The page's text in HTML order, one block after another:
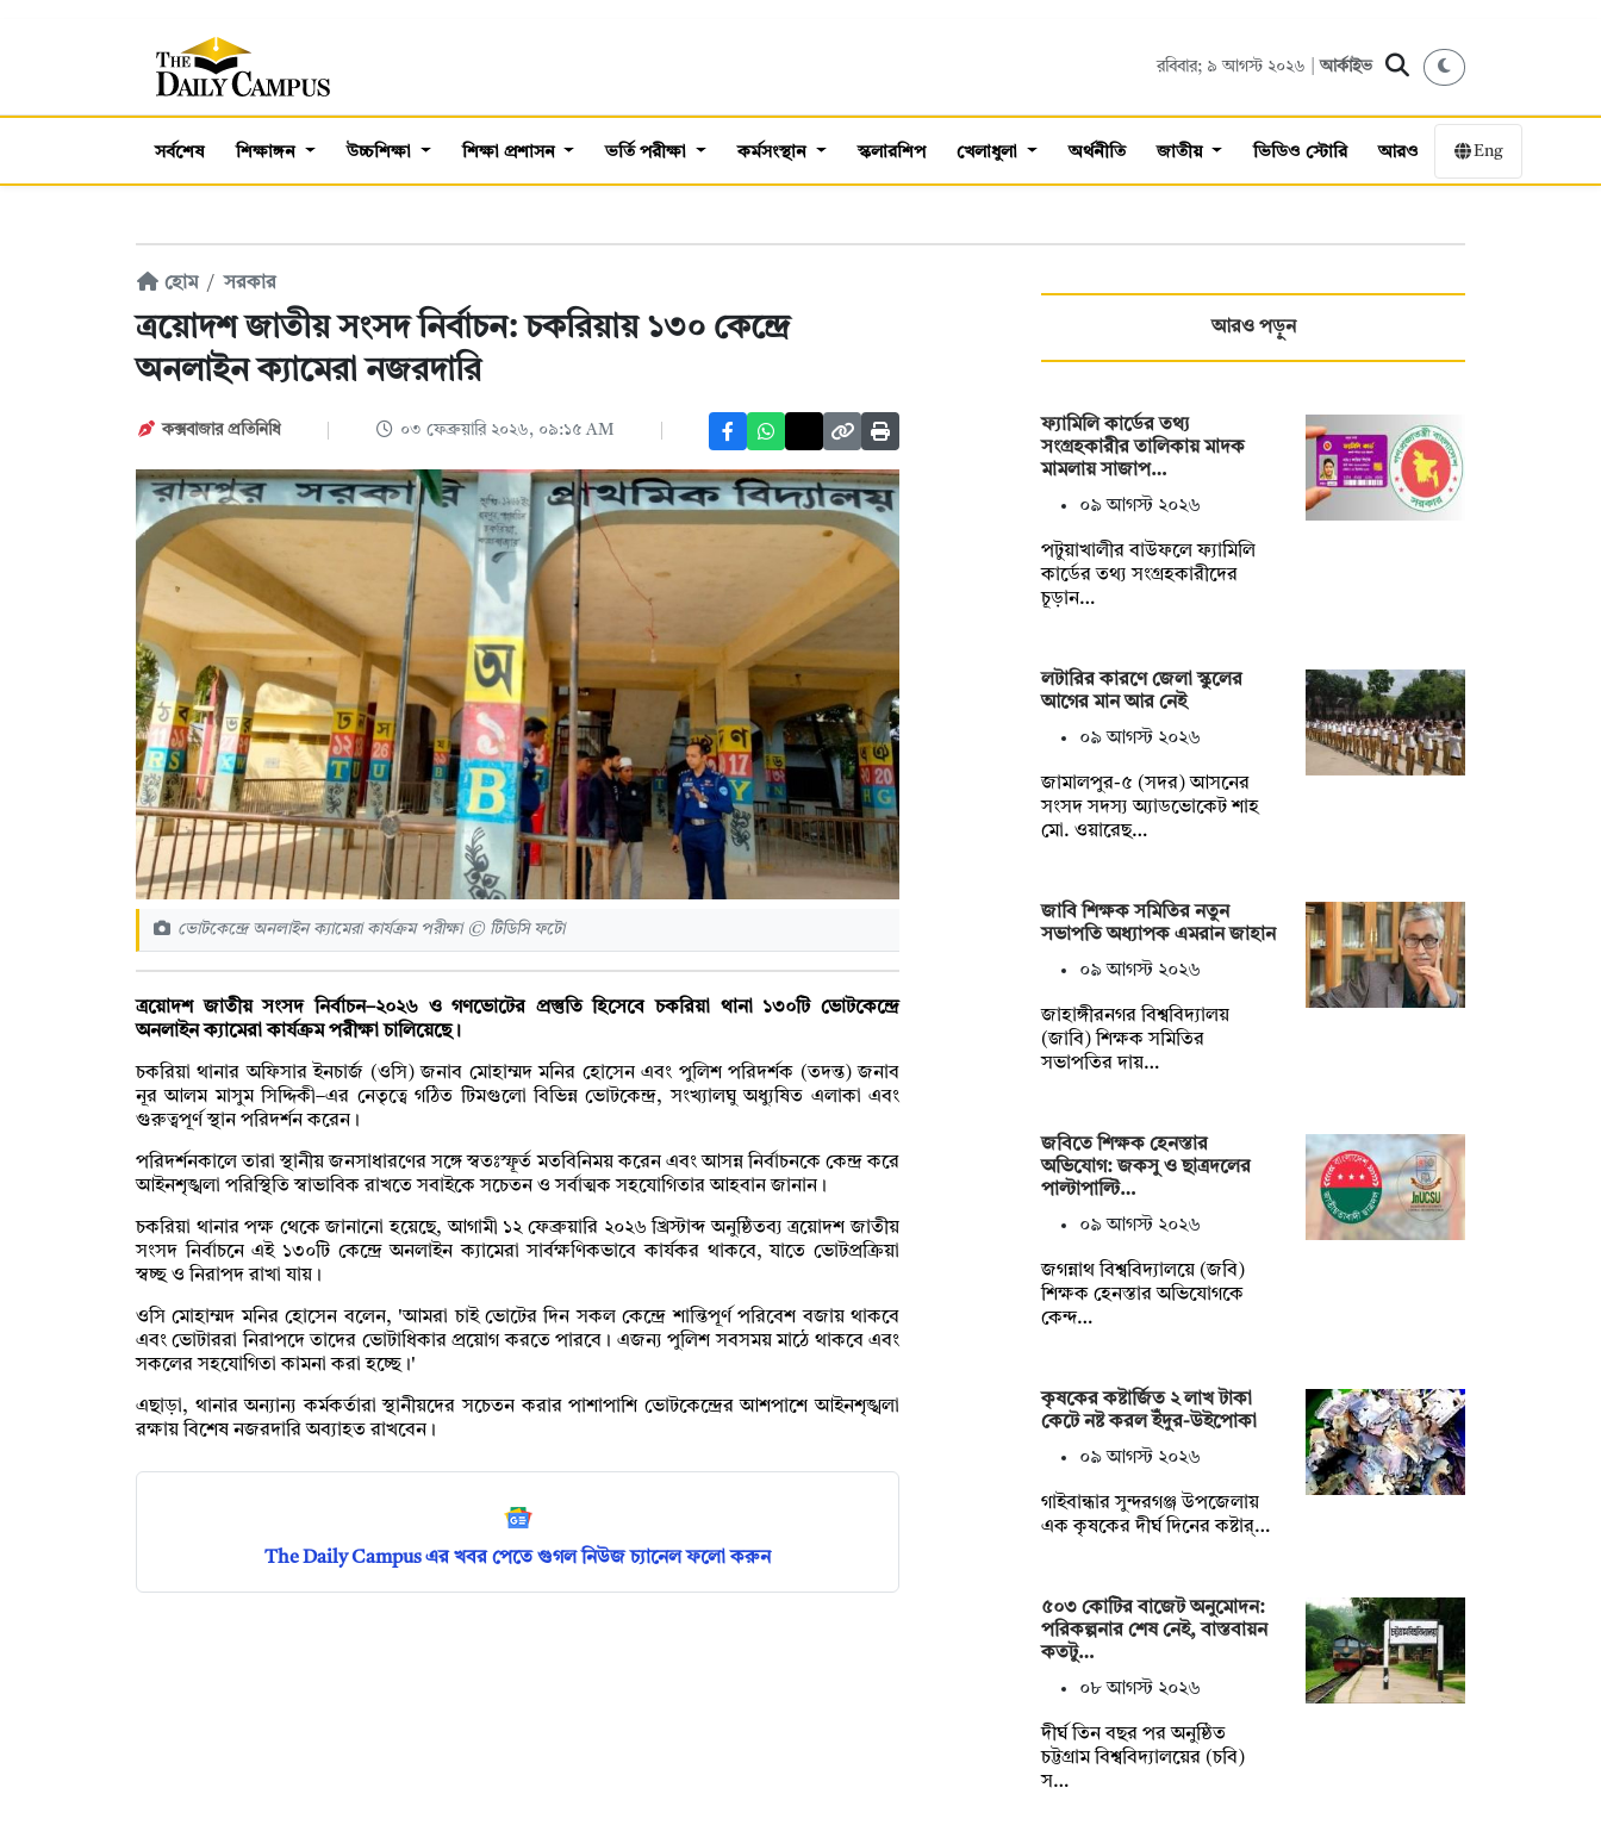
রবিবার; ৯ আগস্ট ২০২৬ |আর্কাইভ
সর্বশেষ শিক্ষাঙ্গন উচ্চশিক্ষা শিক্ষা প্রশাসন ভর্তি পরীক্ষা কর্মসংস্থান স্কলারশিপ খেলাধুলা অর্থনীতি জাতীয় ভিডিও স্টোরি আরও Eng
হোম সরকার
ত্রয়োদশ জাতীয় সংসদ নির্বাচন: চকরিয়ায় ১৩০ কেন্দ্রে
অনলাইন ক্যামেরা নজরদারি
কক্সবাজার প্রতিনিধি ০৩ ফেব্রুয়ারি ২০২৬, ০৯:১৫ AM
ভোটকেন্দ্রে অনলাইন ক্যামেরা কার্যক্রম পরীক্ষা © টিডিসি ফটো
ত্রয়োদশ জাতীয় সংসদ নির্বাচন–২০২৬ ও গণভোটের প্রস্তুতি হিসেবে চকরিয়া থানা ১৩০টি ভোটকেন্দ্রে
অনলাইন ক্যামেরা কার্যক্রম পরীক্ষা চালিয়েছে।
চকরিয়া থানার অফিসার ইনচার্জ (ওসি) জনাব মোহাম্মদ মনির হোসেন এবং পুলিশ পরিদর্শক (তদন্ত) জনাব
নূর আলম মাসুম সিদ্দিকী–এর নেতৃত্বে গঠিত টিমগুলো বিভিন্ন ভোটকেন্দ্র, সংখ্যালঘু অধ্যুষিত এলাকা এবং
গুরুত্বপূর্ণ স্থান পরিদর্শন করেন।
পরিদর্শনকালে তারা স্থানীয় জনসাধারণের সঙ্গে স্বতঃস্ফূর্ত মতবিনিময় করেন এবং আসন্ন নির্বাচনকে কেন্দ্র করে
আইনশৃঙ্খলা পরিস্থিতি স্বাভাবিক রাখতে সবাইকে সচেতন ও সর্বাত্মক সহযোগিতার আহবান জানান।
চকরিয়া থানার পক্ষ থেকে জানানো হয়েছে, আগামী ১২ ফেব্রুয়ারি ২০২৬ খ্রিস্টাব্দ অনুষ্ঠিতব্য ত্রয়োদশ জাতীয়
সংসদ নির্বাচনে এই ১৩০টি কেন্দ্রে অনলাইন ক্যামেরা সার্বক্ষণিকভাবে কার্যকর থাকবে, যাতে ভোটপ্রক্রিয়া
স্বচ্ছ ও নিরাপদ রাখা যায়।
ওসি মোহাম্মদ মনির হোসেন বলেন, 'আমরা চাই ভোটের দিন সকল কেন্দ্রে শান্তিপূর্ণ পরিবেশ বজায় থাকবে
এবং ভোটাররা নিরাপদে তাদের ভোটাধিকার প্রয়োগ করতে পারবে। এজন্য পুলিশ সবসময় মাঠে থাকবে এবং
সকলের সহযোগিতা কামনা করা হচ্ছে।'
এছাড়া, থানার অন্যান্য কর্মকর্তারা স্থানীয়দের সচেতন করার পাশাপাশি ভোটকেন্দ্রের আশপাশে আইনশৃঙ্খলা
রক্ষায় বিশেষ নজরদারি অব্যাহত রাখবেন।
The Daily Campus এর খবর পেতে গুগল নিউজ চ্যানেল ফলো করুন
আরও পড়ুন
ফ্যামিলি কার্ডের তথ্য
সংগ্রহকারীর তালিকায় মাদক
মামলায় সাজাপ…
০৯ আগস্ট ২০২৬
পটুয়াখালীর বাউফলে ফ্যামিলি
কার্ডের তথ্য সংগ্রহকারীদের
চূড়ান…
লটারির কারণে জেলা স্কুলের
আগের মান আর নেই
০৯ আগস্ট ২০২৬
জামালপুর-৫ (সদর) আসনের
সংসদ সদস্য অ্যাডভোকেট শাহ
মো. ওয়ারেছ…
জাবি শিক্ষক সমিতির নতুন
সভাপতি অধ্যাপক এমরান জাহান
০৯ আগস্ট ২০২৬
জাহাঙ্গীরনগর বিশ্ববিদ্যালয়
(জাবি) শিক্ষক সমিতির
সভাপতির দায়…
জবিতে শিক্ষক হেনস্তার
অভিযোগ: জকসু ও ছাত্রদলের
পাল্টাপাল্টি…
০৯ আগস্ট ২০২৬
জগন্নাথ বিশ্ববিদ্যালয়ে (জবি)
শিক্ষক হেনস্তার অভিযোগকে
কেন্দ…
কৃষকের কষ্টার্জিত ২ লাখ টাকা
কেটে নষ্ট করল ইঁদুর-উইপোকা
০৯ আগস্ট ২০২৬
গাইবান্ধার সুন্দরগঞ্জ উপজেলায়
এক কৃষকের দীর্ঘ দিনের কষ্টার্…
৫০৩ কোটির বাজেট অনুমোদন:
পরিকল্পনার শেষ নেই, বাস্তবায়ন
কতটু…
০৮ আগস্ট ২০২৬
দীর্ঘ তিন বছর পর অনুষ্ঠিত
চট্টগ্রাম বিশ্ববিদ্যালয়ের (চবি)
স…